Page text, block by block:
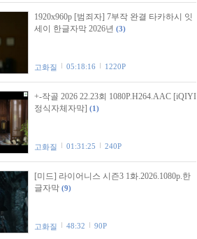
1920x960p [범죄자] 7부작 완결 타카하시 잇
세이 한글자막 2026년 (3)
고화질 05:18:16 1220P
+-작골 2026 22.23회 1080P.H264.AAC [iQIYI
정식자체자막] (1)
고화질 01:31:25 240P
[미드] 라이어니스 시즌3 1화.2026.1080p.한
글자막 (9)
고화질 48:32 90P